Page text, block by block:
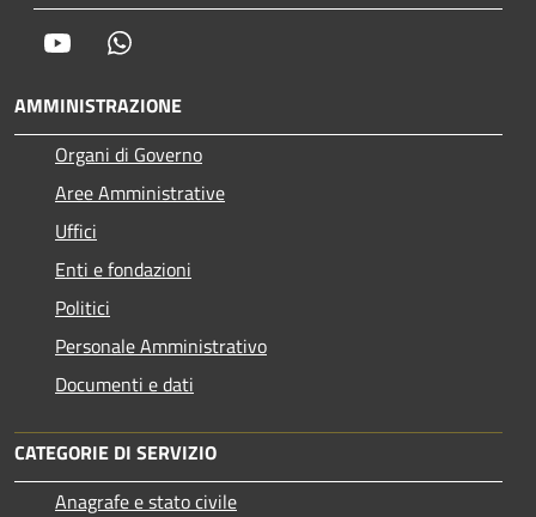
Youtube
AMMINISTRAZIONE
Organi di Governo
Aree Amministrative
Uffici
Enti e fondazioni
Politici
Personale Amministrativo
Documenti e dati
CATEGORIE DI SERVIZIO
Anagrafe e stato civile